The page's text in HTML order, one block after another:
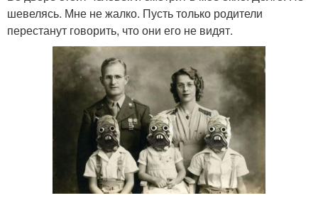
шевелясь. Мне не жалко. Пусть только родители
перестанут говорить, что они его не видят.